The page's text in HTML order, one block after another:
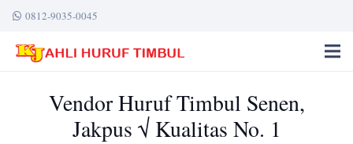
0812-9035-0045
Vendor Huruf Timbul Senen,
Jakpus √ Kualitas No. 1